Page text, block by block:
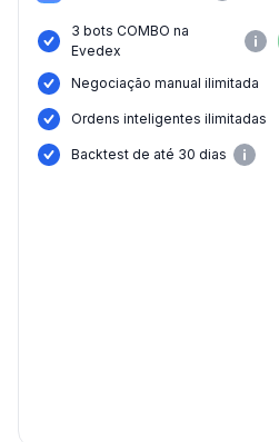
3 bots COMBO na
Evedex
Negociação manual ilimitada
Ordens inteligentes ilimitadas
Вacktest de até 30 dias